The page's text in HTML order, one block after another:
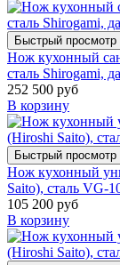
Быстрый просмотр
Нож кухонный
сталь Shirogami,
252 500 руб
В корзину
Быстрый просмотр
Нож кухонный
Saito), сталь VG-
105 200 руб
В корзину